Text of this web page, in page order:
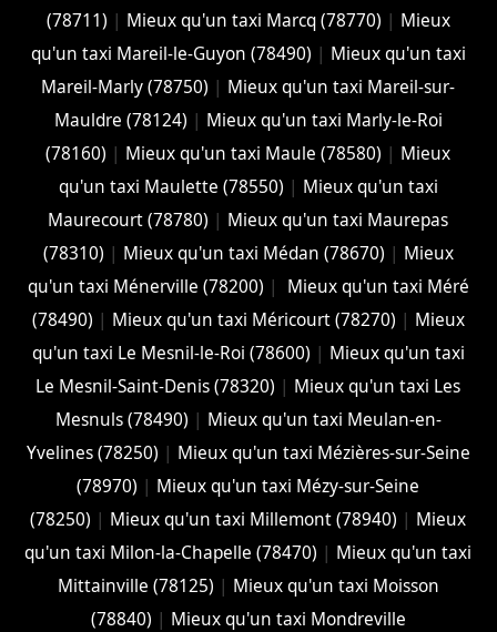
(78711) | Mieux qu'un taxi Marcq (78770) | Mieux
qu'un taxi Mareil-le-Guyon (78490) | Mieux qu'un taxi
Mareil-Marly (78750) | Mieux qu'un taxi Mareil-sur-
Mauldre (78124) | Mieux qu'un taxi Marly-le-Roi
(78160) | Mieux qu'un taxi Maule (78580) | Mieux
qu'un taxi Maulette (78550) | Mieux qu'un taxi
Maurecourt (78780) | Mieux qu'un taxi Maurepas
(78310) | Mieux qu'un taxi Médan (78670) | Mieux
qu'un taxi Ménerville (78200) |
Mieux qu'un taxi Méré
(78490) | Mieux qu'un taxi Méricourt (78270) | Mieux
qu'un taxi Le Mesnil-le-Roi (78600) | Mieux qu'un taxi
Le Mesnil-Saint-Denis (78320) | Mieux qu'un taxi Les
Mesnuls (78490) | Mieux qu'un taxi Meulan-en-
Yvelines (78250) | Mieux qu'un taxi Mézières-sur-Seine
(78970) | Mieux qu'un taxi Mézy-sur-Seine
(78250) | Mieux qu'un taxi Millemont (78940) | Mieux
qu'un taxi Milon-la-Chapelle (78470) | Mieux qu'un taxi
Mittainville (78125) | Mieux qu'un taxi Moisson
(78840) | Mieux qu'un taxi Mondreville